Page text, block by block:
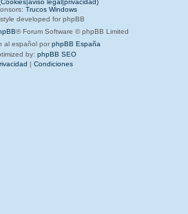
Trucos Windows
style developed for phpBB
® Forum Software © phpBB Limited
al español por phpBB España
by: phpBB SEO
| Condiciones